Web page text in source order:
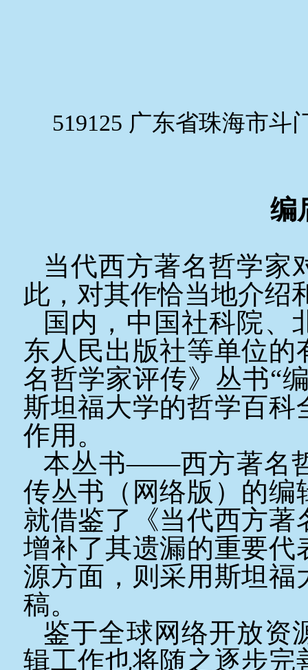
519125 广东省珠海市斗
编
当代西方著名哲学家
此，对其作恰当地介绍
国内，中国社科院、
东人民出版社等单位
名哲学家评传》丛书“
斯坦福大学的哲学百
作用。
本丛书——西方著名
传丛书（网络版）的
就借鉴了《当代西方
增补了其遗漏的重要
源方面，则采用斯坦
稿。
鉴于全球网络开放资
辑工作也将随之逐步